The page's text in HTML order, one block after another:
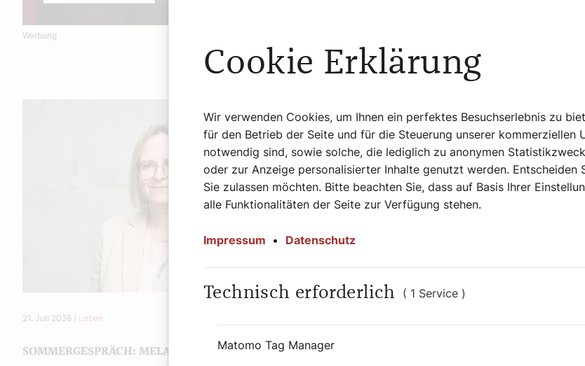
Werbung
21. Juli 2026 Leben
SOMMERGESPRÄCH: MELANIE WAGENHOFER KLIMAGESUND ALTERN
Cookie Erklärung
Wir verwenden Cookies, um Ihnen ein perfektes Besuchserlebnis zu
für den Betrieb der Seite und für die Steuerung unserer kommerziellen
notwendig sind, sowie solche, die lediglich zu anonymen
oder zur Anzeige personalisierter Inhalte genutzt werden. Entscheiden
Sie zulassen möchten. Bitte beachten Sie, dass auf Basis Ihrer
alle Funktionalitäten der Seite zur Verfügung stehen.
Impressum • Datenschutz
Technisch erforderlich ( 1 Service )
Matomo Tag Manager